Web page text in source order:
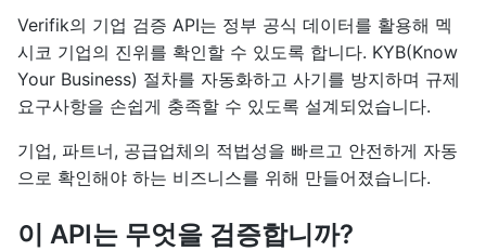
Verifik의 기업 검증 API는 정부 공식 데이터를 활용해 멕
시코 기업의 진위를 확인할 수 있도록 합니다. KYB(Know
Your Business) 절차를 자동화하고 사기를 방지하며 규제
요구사항을 손쉽게 충족할 수 있도록 설계되었습니다.
기업, 파트너, 공급업체의 적법성을 빠르고 안전하게 자동
으로 확인해야 하는 비즈니스를 위해 만들어졌습니다.
이 API는 무엇을 검증합니까?